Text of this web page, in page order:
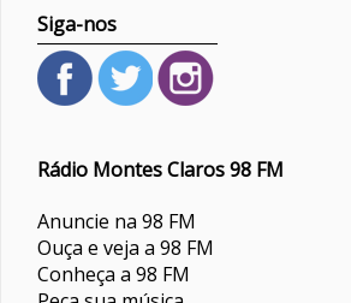
Siga-nos
Rádio Montes Claros 98 FM
Anuncie na 98 FM
Ouça e veja a 98 FM
Conheça a 98 FM